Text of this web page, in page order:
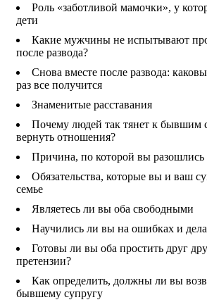
Роль «заботливой мамочки», у
дети
Какие мужчины не испытывают
после развода?
Снова вместе после развода:
раз все получится
Знаменитые расставания
Почему людей так тянет к бывшим
вернуть отношения?
Причина, по которой вы разошлись
Обязательства, которые вы и ваш
семье
Являетесь ли вы оба свободными
Научились ли вы на ошибках и
Готовы ли вы оба простить друг
претензии?
Как определить, должны ли вы
бывшему супругу